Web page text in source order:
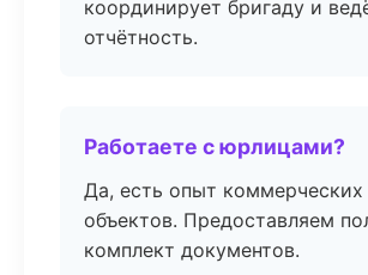
координирует бригаду и
отчётность.
Работаете с юрлицами?
Да, есть опыт коммерческих
объектов. Предоставляем
комплект документов.